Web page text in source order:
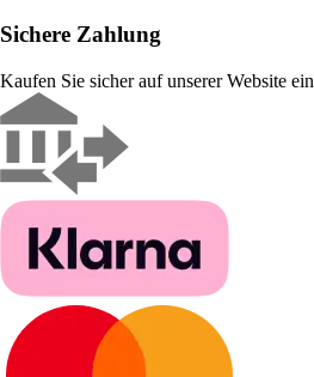
Sichere Zahlung
Kaufen Sie sicher auf unserer Website ein